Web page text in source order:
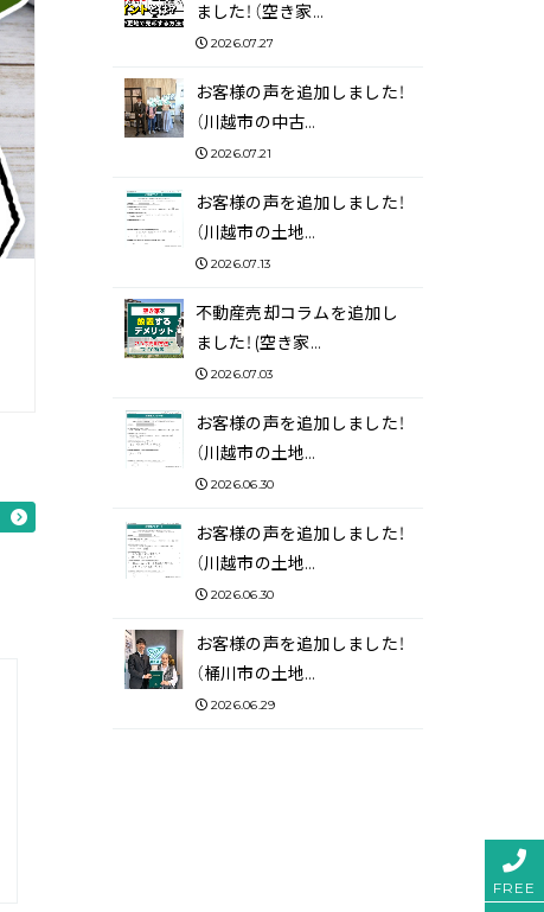
ました！（空き家…
2026.07.27
お客様の声を追加しました！
（川越市の中古…
2026.07.21
お客様の声を追加しました！
（川越市の土地…
2026.07.13
不動産売却コラムを追加し
ました！(空き家…
2026.07.03
お客様の声を追加しました！
（川越市の土地…
2026.06.30
お客様の声を追加しました！
（川越市の土地…
2026.06.30
お客様の声を追加しました！
（桶川市の土地…
2026.06.29
FREE